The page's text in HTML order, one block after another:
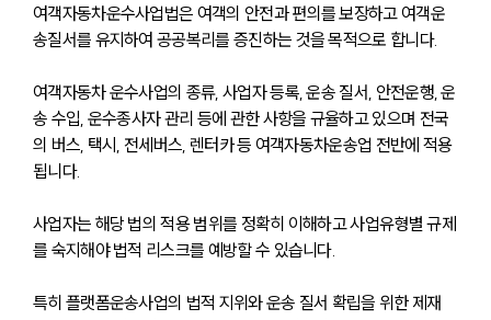
여객자동차운수사업법은 여객의 안전과 편의를 보장하고 여객운
송질서를 유지하여 공공복리를 증진하는 것을 목적으로 합니다.
여객자동차 운수사업의 종류, 사업자 등록, 운송 질서, 안전운행, 운
송 수입, 운수종사자 관리 등에 관한 사항을 규율하고 있으며 전국
의 버스, 택시, 전세버스, 렌터카 등 여객자동차운송업 전반에 적용
됩니다.
사업자는 해당 법의 적용 범위를 정확히 이해하고 사업유형별 규제
를 숙지해야 법적 리스크를 예방할 수 있습니다.
특히 플랫폼운송사업의 법적 지위와 운송 질서 확립을 위한 제재